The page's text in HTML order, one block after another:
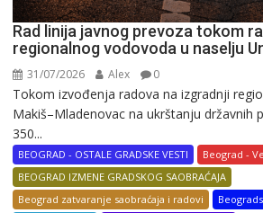
Rad linija javnog prevoza tokom
regionalnog vodovoda u naselju
31/07/2026 Alex 0
Tokom izvođenja radova na izgradnji
Makiš–Mladenovac na ukrštanju državnih
350...
BEOGRAD - OSTALE GRADSKE VESTI
Beograd -
BEOGRAD IZMENE GRADSKOG SAOBRAĆAJA
Beograd zatvaranje saobraćaja i radovi